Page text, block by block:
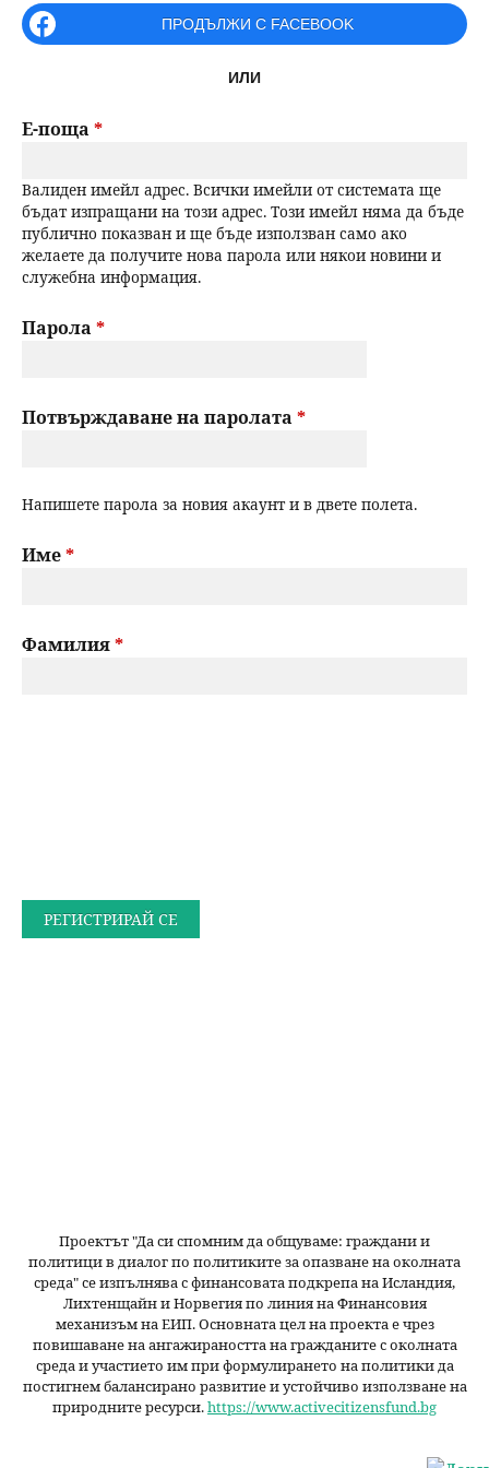
н
р
е
н
е
r
i
a
y
t
a
b
ПРОДЪЛЖИ С FACEBOOK
ИЛИ
Е-поща *
Валиден имейл адрес. Всички имейли от системата ще
бъдат изпращани на този адрес. Този имейл няма да бъде
публично показван и ще бъде използван само ако
желаете да получите нова парола или някои новини и
служебна информация.
Парола *
Потвърждаване на паролата *
Напишете парола за новия акаунт и в двете полета.
Име*
Фамилия*
Проектът "Да си спомним даобщуваме: граждани и
политици в диалог по политиките за опазване на околната
среда" се изпълнява с финансовата подкрепа на Исландия,
Лихтенщайн и Норвегия по линия на Финансовия
механизъм на ЕИП. Основната цел на проекта е чрез
повишаване на ангажираността на гражданите с околната
среда и участието им при формулирането на политики да
постигнем балансирано развитие и устойчиво използване на
природните ресурси.https://www.activecitizensfund.bg